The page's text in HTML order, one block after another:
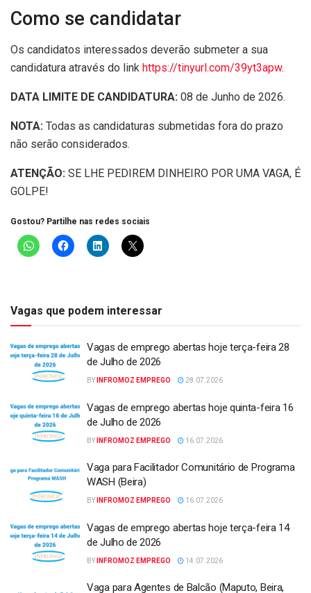
Como se candidatar
Os candidatos interessados deverão submeter a sua
candidatura através do link https://tinyurl.com/39yt3apw.
DATA LIMITE DE CANDIDATURA: 08 de Junho de 2026.
NOTA: Todas as candidaturas submetidas fora do prazo
não serão considerados.
ATENÇÃO: SE LHE PEDIREM DINHEIRO POR UMA VAGA, É
GOLPE!
Gostou? Partilhe nas redes sociais
Vagas que podem interessar
Vagas de emprego abertas hoje terça-feira 28
de Julho de 2026
BY INFROMOZ EMPREGO 28.07.2026
Vagas de emprego abertas hoje quinta-feira 16
de Julho de 2026
BY INFROMOZ EMPREGO 16.07.2026
Vaga para Facilitador Comunitário de Programa
WASH (Beira)
BY INFROMOZ EMPREGO 16.07.2026
Vagas de emprego abertas hoje terça-feira 14
de Julho de 2026
BY INFROMOZ EMPREGO 14.07.2026
Vaga para Agentes de Balcão (Maputo, Beira,